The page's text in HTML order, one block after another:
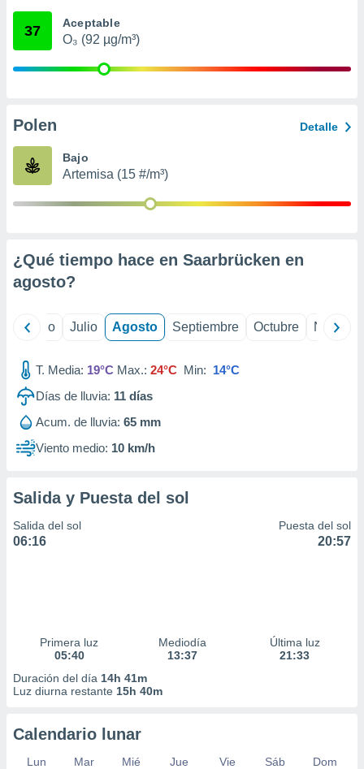
e
publicidad
1199
37 Aceptable
O₃ (92 µg/m³)
Polen Detalle
Bajo
Artemisa (15 #/m³)
¿Qué tiempo hace en Saarbrücken en
agosto?
Junio Julio Agosto Septiembre Octubre
T. Media: 19°C Max.: 24°C Min: 14°C
Días de lluvia: 11 días
Acum. de lluvia: 65 mm
Viento medio: 10 km/h
Salida y Puesta del sol
Salida del sol
06:16
Puesta del sol
20:57
Primera luz
05:40
Mediodía
13:37
Última luz
21:33
Duración del día 14h 41m
Luz diurna restante 15h 40m
Calendario lunar
Lun Mar Mié Jue Vie Sáb
Dom